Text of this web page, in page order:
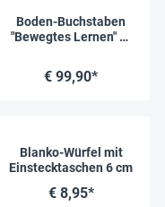
Boden-Buchstaben
"Bewegtes Lernen" A-
€ 99,90*
Blanko-Würfel mit
Einstecktaschen 6 cm
€ 8,95*